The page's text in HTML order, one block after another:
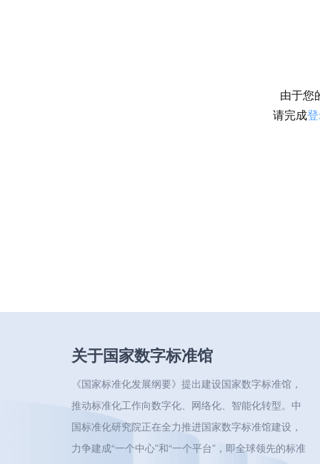
由于您
请完成
关于国家数字标准馆
《国家标准化发展纲要》提出建设国家数字标准馆，
推动标准化工作向数字化、网络化、智能化转型。中
国标准化研究院正在全力推进国家数字标准馆建设，
力争建成“一个中心”和“一个平台”，即全球领先的标准